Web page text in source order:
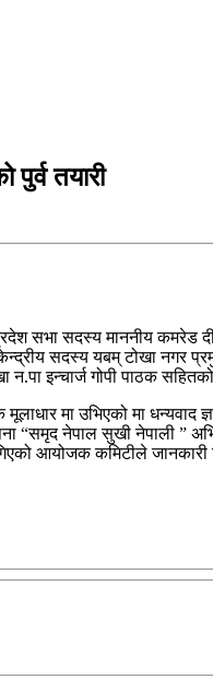
तयारी
सभा सदस्य माननीय
सदस्य यबम् टोखा नगर
इन्चार्ज गोपी पाठक
मा उभिएको मा
“समृद नेपाल सुखी नेपाली ”
आयोजक कमिटीले जानकारी